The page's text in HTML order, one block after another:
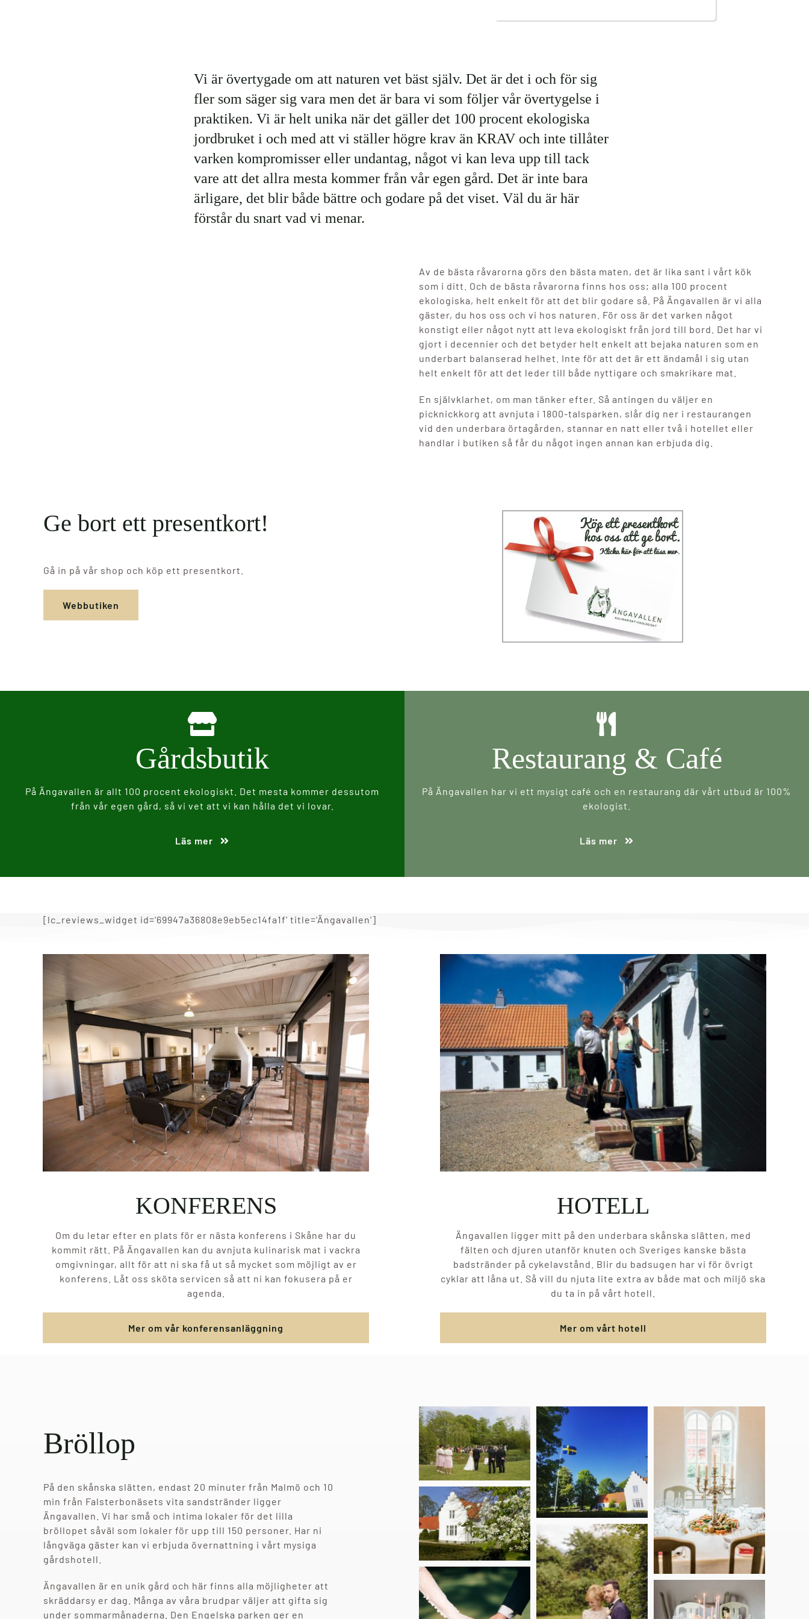
Vi är övertygade om att naturen vet bäst själv. Det är det i och för sig
fler som säger sig vara men det är bara vi som följer vår övertygelse i
praktiken. Vi är helt unika när det gäller det 100 procent ekologiska
jordbruket i och med att vi ställer högre krav än KRAV och inte tillåter
varken kompromisser eller undantag, något vi kan leva upp till tack
vare att det allra mesta kommer från vår egen gård. Det är inte bara
ärligare, det blir både bättre och godare på det viset. Väl du är här
förstår du snart vad vi menar.
Av de bästa råvarorna görs den bästa maten, det är lika sant i vårt kök
som i ditt. Och de bästa råvarorna finns hos oss; alla 100 procent
ekologiska, helt enkelt för att det blir godare så. På Ängavallen är vi alla
gäster, du hos oss och vi hos naturen. För oss är det varken något
konstigt eller något nytt att leva ekologiskt från jord till bord. Det har vi
gjort i decennier och det betyder helt enkelt att bejaka naturen som en
underbart balanserad helhet. Inte för att det är ett ändamål i sig utan
helt enkelt för att det leder till både nyttigare och smakrikare mat.
En självklarhet, om man tänker efter. Så antingen du väljer en
picknickkorg att avnjuta i 1800-talsparken, slår dig ner i restaurangen
vid den underbara örtagården, stannar en natt eller två i hotellet eller
handlar i butiken så får du något ingen annan kan erbjuda dig.
Ge bort ett presentkort!
Gå in på vår shop och köp ett presentkort.
Webbutiken
Gårdsbutik
På Ängavallen är allt 100 procent ekologiskt. Det mesta kommer dessutom
från vår egen gård, så vi vet att vi kan hålla det vi lovar.
Läs mer
Restaurang & Café
På Ängavallen har vi ett mysigt café och en restaurang där vårt utbud är 100%
ekologist.
Läs mer
[lc_reviews_widget id='69947a36808e9eb5ec14fa1f' title='Ängavallen']
KONFERENS
Om du letar efter en plats för er nästa konferens i Skåne har du
kommit rätt. På Ängavallen kan du avnjuta kulinarisk mat i vackra
omgivningar, allt för att ni ska få ut så mycket som möjligt av er
konferens. Låt oss sköta servicen så att ni kan fokusera på er
agenda.
Mer om vår konferensanläggning
HOTELL
Ängavallen ligger mitt på den underbara skånska slätten, med
fälten och djuren utanför knuten och Sveriges kanske bästa
badstränder på cykelavstånd. Blir du badsugen har vi för övrigt
cyklar att låna ut. Så vill du njuta lite extra av både mat och miljö ska
du ta in på vårt hotell.
Mer om vårt hotell
Bröllop
På den skånska slätten, endast 20 minuter från Malmö och 10
min från Falsterbonäsets vita sandstränder ligger
Ängavallen. Vi har små och intima lokaler för det lilla
bröllopet såväl som lokaler för upp till 150 personer. Har ni
långväga gäster kan vi erbjuda övernattning i vårt mysiga
gårdshotell.
Ängavallen är en unik gård och här finns alla möjligheter att
skräddarsy er dag. Många av våra brudpar väljer att gifta sig
under sommarmånaderna. Den Engelska parken ger en